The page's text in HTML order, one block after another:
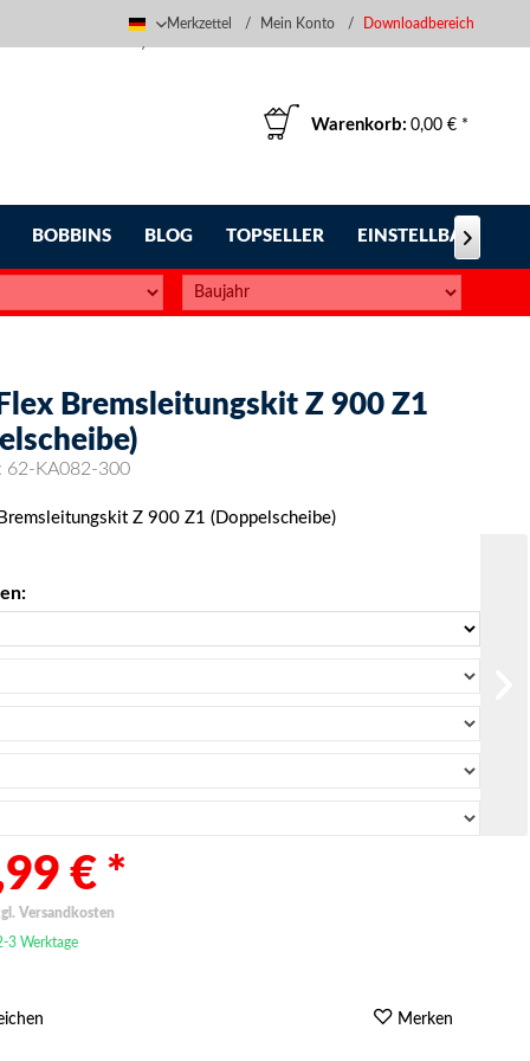
Deutsch
Merkzettel Mein Konto Downloadbereich
Warenkorb: 0,00 € *
BOBBINS BLOG TOPSELLER EINSTELLBARE

Bremsleitungskit Z 900 Z1
62-KA082-300
Z 900 Z1 (Doppelscheibe)
€ *
Versandkosten
3 Werktage
Merken